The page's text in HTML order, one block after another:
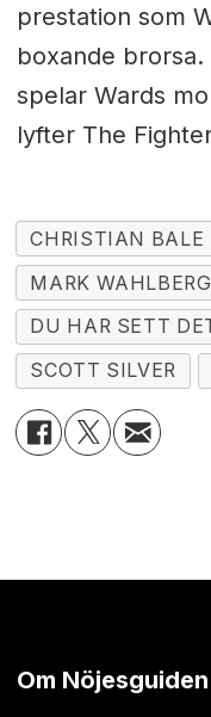
prestation som
boxande
spelar Wards
lyfter The
CHRISTIAN BALE
MARK WAHLBERG
DU HAR SETT
SCOTT SILVER
Om Nöjesguiden